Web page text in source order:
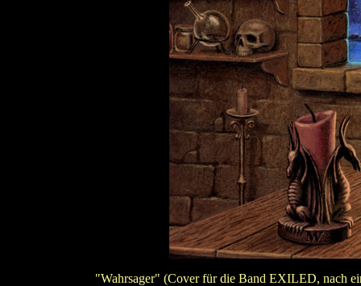
"Wahrsager" (Cover für die Band EXILED, nach